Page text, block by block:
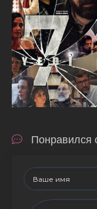
Понравился